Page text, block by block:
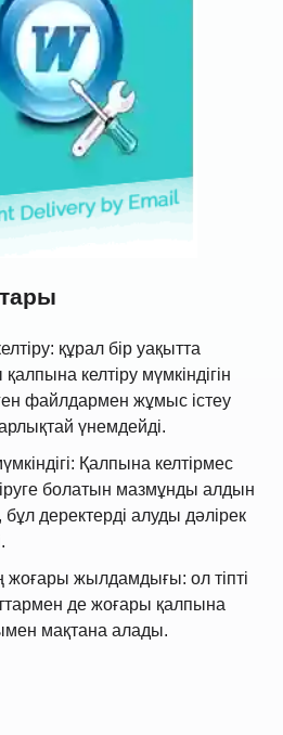
құрал бір уақытта
келтіру мүмкіндігін
файлдармен жұмыс істеу
үнемдейді.
Қалпына келтірмес
болатын мазмұнды алдын
деректерді алуды дәлірек
жоғары жылдамдығы: ол тіпті
де жоғары қалпына
мақтана алады.